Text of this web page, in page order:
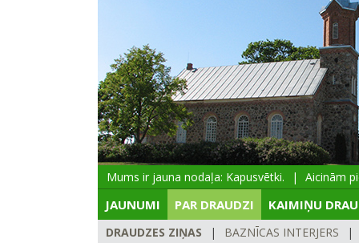
Mums ir jauna nodaļa: Kapusvētki.
Aicinām
JAUNUMI PAR DRAUDZI KAIMIŅU
DRAUDZES ZIŅAS | BAZNĪCAS INTERJERS |